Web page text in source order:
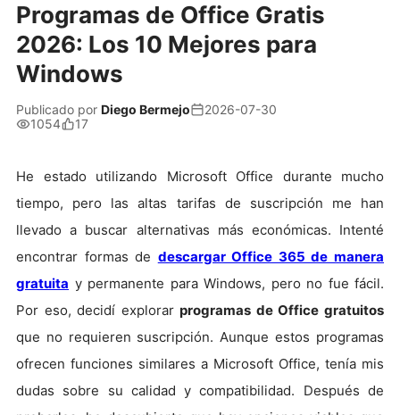
Programas de Office Gratis
2026: Los 10 Mejores para
Windows
Publicado por Diego Bermejo
2026-07-30
1054
17
He estado utilizando Microsoft Office durante mucho
tiempo, pero las altas tarifas de suscripción me han
llevado a buscar alternativas más económicas. Intenté
encontrar formas de descargar Office 365 de manera
gratuita y permanente para Windows, pero no fue fácil.
Por eso, decidí explorarprogramas de Office gratuitos
que no requieren suscripción. Aunque estos programas
ofrecen funciones similares a Microsoft Office, tenía mis
dudas sobre su calidad y compatibilidad. Después de